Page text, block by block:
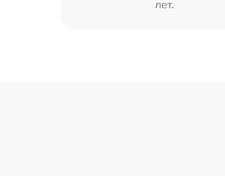
лет.